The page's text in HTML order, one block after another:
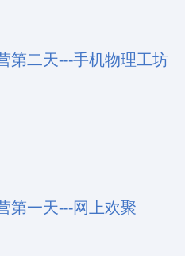
第二天---手机物理工坊
第一天---网上欢聚